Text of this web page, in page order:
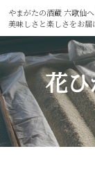
やまがたの酒蔵 六歌仙へ
美味しさと楽しさをお届
花